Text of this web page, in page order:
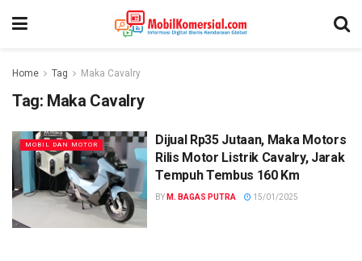
Home Tag Maka Cavalry
Tag: Maka Cavalry
MOBIL DAN MOTOR
Dijual Rp35 Jutaan, Maka Motors
Rilis Motor Listrik Cavalry, Jarak
Tempuh Tembus 160 Km
BY M. BAGAS PUTRA 15/01/2025